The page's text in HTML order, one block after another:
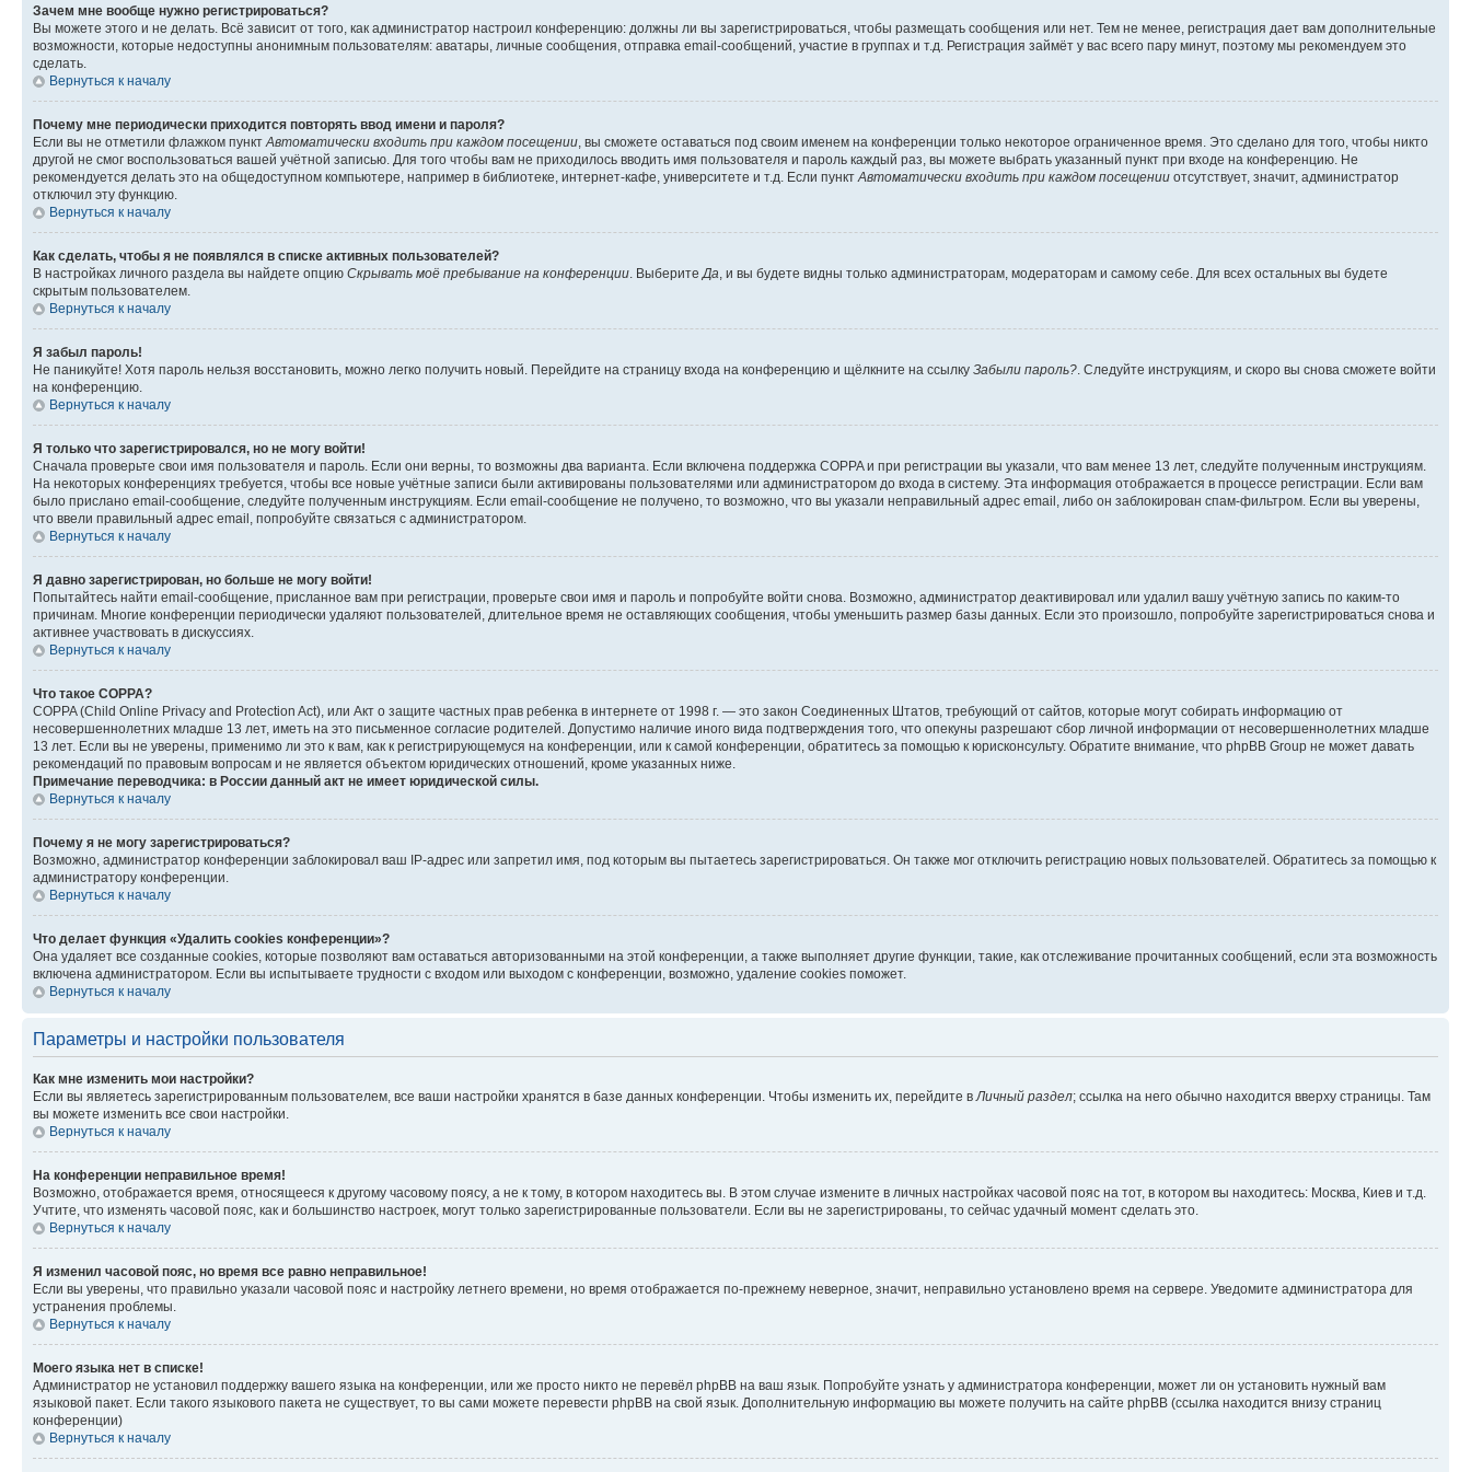
Зачем мне вообще нужно регистрироваться?
Вы можете этого и не делать. Всё зависит от того, как администратор настроил конференцию: должны ли вы зарегистрироваться, чтобы размещать сообщения или нет. Тем не менее, регистрация дает вам дополнительные
возможности, которые недоступны анонимным пользователям: аватары, личные сообщения, отправка email-сообщений, участие в группах и т.д. Регистрация займёт у вас всего пару минут, поэтому мы рекомендуем это
сделать.
Вернуться к началу
Почему мне периодически приходится повторять ввод имени и пароля?
Если вы не отметили флажком пункт Автоматически входить при каждом посещении , вы сможете оставаться под своим именем на конференции только некоторое ограниченное время. Это сделано для того, чтобы никто
другой не смог воспользоваться вашей учётной записью. Для того чтобы вам не приходилось вводить имя пользователя и пароль каждый раз, вы можете выбрать указанный пункт при входе на конференцию. Не
рекомендуется делать это на общедоступном компьютере, например в библиотеке, интернет-кафе, университете и т.д. Если пункт Автоматически входить при каждом посещении отсутствует, значит, администратор
отключил эту функцию.
Вернуться к началу
Как сделать, чтобы я не появлялся в списке активных пользователей?
В настройках личного раздела вы найдете опцию Скрывать моё пребывание на конференции . Выберите Да , и вы будете видны только администраторам, модераторам и самому себе. Для всех остальных вы будете
скрытым пользователем.
Вернуться к началу
Я забыл пароль!
Не паникуйте! Хотя пароль нельзя восстановить, можно легко получить новый. Перейдите на страницу входа на конференцию и щёлкните на ссылку Забыли пароль? . Следуйте инструкциям, и скоро вы снова сможете войти
на конференцию.
Вернуться к началу
Я только что зарегистрировался, но не могу войти!
Сначала проверьте свои имя пользователя и пароль. Если они верны, то возможны два варианта. Если включена поддержка COPPA и при регистрации вы указали, что вам менее 13 лет, следуйте полученным инструкциям.
На некоторых конференциях требуется, чтобы все новые учётные записи были активированы пользователями или администратором до входа в систему. Эта информация отображается в процессе регистрации. Если вам
было прислано email-сообщение, следуйте полученным инструкциям. Если email-сообщение не получено, то возможно, что вы указали неправильный адрес email, либо он заблокирован спам-фильтром. Если вы уверены,
что ввели правильный адрес email, попробуйте связаться с администратором.
Вернуться к началу
Я давно зарегистрирован, но больше не могу войти!
Попытайтесь найти email-сообщение, присланное вам при регистрации, проверьте свои имя и пароль и попробуйте войти снова. Возможно, администратор деактивировал или удалил вашу учётную запись по каким-то
причинам. Многие конференции периодически удаляют пользователей, длительное время не оставляющих сообщения, чтобы уменьшить размер базы данных. Если это произошло, попробуйте зарегистрироваться снова и
активнее участвовать в дискуссиях.
Вернуться к началу
Что такое COPPA?
COPPA (Child Online Privacy and Protection Act), или Акт о защите частных прав ребенка в интернете от 1998 г. — это закон Соединенных Штатов, требующий от сайтов, которые могут собирать информацию от
несовершеннолетних младше 13 лет, иметь на это письменное согласие родителей. Допустимо наличие иного вида подтверждения того, что опекуны разрешают сбор личной информации от несовершеннолетних младше
13 лет. Если вы не уверены, применимо ли это к вам, как к регистрирующемуся на конференции, или к самой конференции, обратитесь за помощью к юрисконсульту. Обратите внимание, что phpBB Group не может давать
рекомендаций по правовым вопросам и не является объектом юридических отношений, кроме указанных ниже.
Примечание переводчика: в России данный акт не имеет юридической силы.
Вернуться к началу
Почему я не могу зарегистрироваться?
Возможно, администратор конференции заблокировал ваш IP-адрес или запретил имя, под которым вы пытаетесь зарегистрироваться. Он также мог отключить регистрацию новых пользователей. Обратитесь за помощью к
администратору конференции.
Вернуться к началу
Что делает функция «Удалить cookies конференции»?
Она удаляет все созданные cookies, которые позволяют вам оставаться авторизованными на этой конференции, а также выполняет другие функции, такие, как отслеживание прочитанных сообщений, если эта возможность
включена администратором. Если вы испытываете трудности с входом или выходом с конференции, возможно, удаление cookies поможет.
Вернуться к началу
Параметры и настройки пользователя
Как мне изменить мои настройки?
Если вы являетесь зарегистрированным пользователем, все ваши настройки хранятся в базе данных конференции. Чтобы изменить их, перейдите в Личный раздел; ссылка на него обычно находится вверху страницы. Там
вы можете изменить все свои настройки.
Вернуться к началу
На конференции неправильное время!
Возможно, отображается время, относящееся к другому часовому поясу, а не к тому, в котором находитесь вы. В этом случае измените в личных настройках часовой пояс на тот, в котором вы находитесь: Москва, Киев и т.д.
Учтите, что изменять часовой пояс, как и большинство настроек, могут только зарегистрированные пользователи. Если вы не зарегистрированы, то сейчас удачный момент сделать это.
Вернуться к началу
Я изменил часовой пояс, но время все равно неправильное!
Если вы уверены, что правильно указали часовой пояс и настройку летнего времени, но время отображается по-прежнему неверное, значит, неправильно установлено время на сервере. Уведомите администратора для
устранения проблемы.
Вернуться к началу
Моего языка нет в списке!
Администратор не установил поддержку вашего языка на конференции, или же просто никто не перевёл phpBB на ваш язык. Попробуйте узнать у администратора конференции, может ли он установить нужный вам
языковой пакет. Если такого языкового пакета не существует, то вы сами можете перевести phpBB на свой язык. Дополнительную информацию вы можете получить на сайте phpBB (ссылка находится внизу страниц
конференции)
Вернуться к началу